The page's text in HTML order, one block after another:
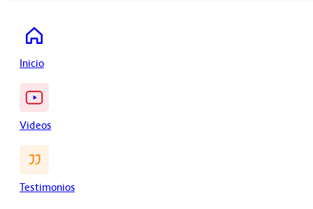
Inicio
Videos
Testimonios